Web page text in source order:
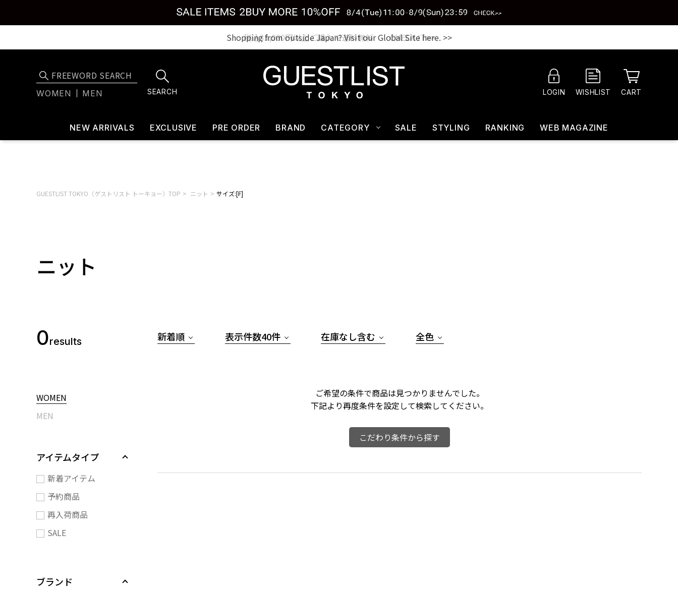
税込33,000円以上ご購入で送料無料 CHECK IT>>
WOMEN MEN SEARCH LOGIN WISHLIST CART
NEW ARRIVALS EXCLUSIVE PRE ORDER BRAND CATEGORY SALE STYLING RANKING WEB MAGAZINE
GUESTLIST TOKYO（ゲストリスト トーキョー）TOP ニット サイズ:[F]
ニット
0results
WOMEN
MEN
アイテムタイプ
新着アイテム
予約商品
再入荷商品
SALE
ブランド
新着順 表示件数40件 在庫なし含む 全色
ご希望の条件で商品は見つかりませんでした。
下記より再度条件を設定して検索してください。
こだわり条件から探す